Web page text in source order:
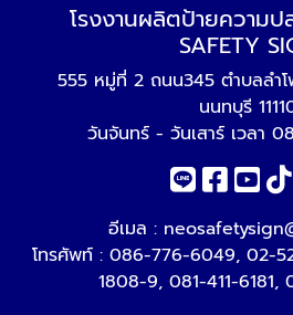
โรงงานผลิตป้ายความ
SAFETY
555 หมู่ที่ 2 ถนน345 ตำบลลำ
นนทบุรี
วันจันทร์ - วันเสาร์ เวลา
อีเมล :
โทรศัพท์ : 086-776-6049, 02-
1808-9, 081-411-6181,